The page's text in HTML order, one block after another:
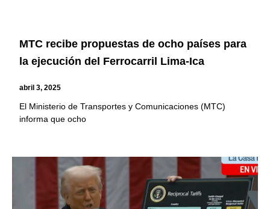
MTC recibe propuestas de ocho países para
la ejecución del Ferrocarril Lima-Ica
abril 3, 2025
El Ministerio de Transportes y Comunicaciones (MTC)
informa que ocho